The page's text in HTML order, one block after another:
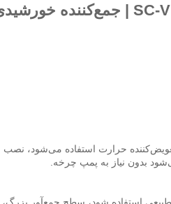
SC-V | جمع‌کننده خورشیدی غیر فشاری